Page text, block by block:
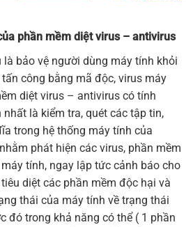
phần mềm diệt virus – antivirus
là bảo vệ người dùng máy tính khỏi
công bằng mã độc, virus máy
diệt virus – antivirus có tính
nhất là kiểm tra, quét các tập tin,
trong hệ thống máy tính của
phát hiện các virus, phần mềm
tính, ngay lập tức cảnh báo cho
diệt các phần mềm độc hại và
thái của máy tính về trạng thái
đó trong khả năng có thể ( 1 phần